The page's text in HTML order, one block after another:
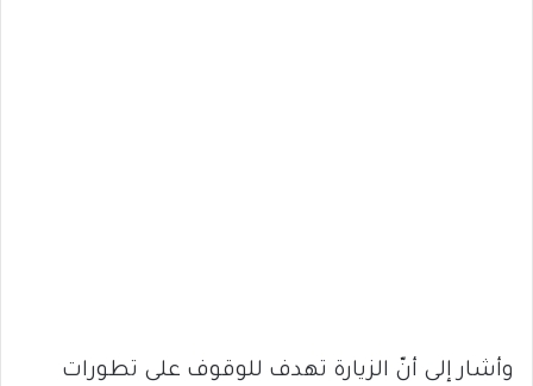
وأشار إلى أنّ الزيارة تهدف للوقوف على تطورات